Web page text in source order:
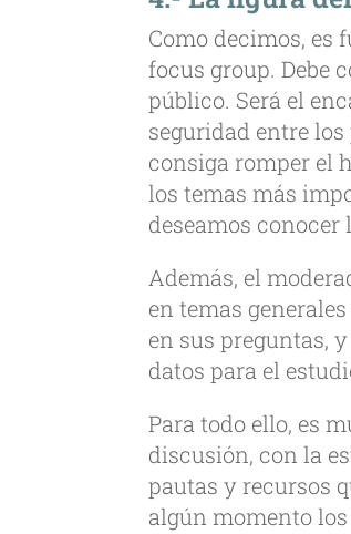
Como decimos, es
focus group. Debe
público. Será el
seguridad entre
consiga romper el
los temas más
deseamos
Además, el
en temas
en sus preguntas,
datos para el
Para todo ello, es
discusión, con la
pautas y recursos
algún momento